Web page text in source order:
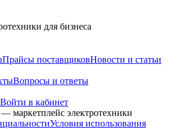
для бизнеса
Прайсы поставщиковНовости и статьи
Вопросы и ответы
Войти в кабинет
маркетплейс электротехники
Условия использования